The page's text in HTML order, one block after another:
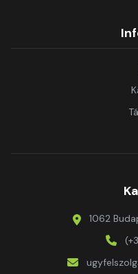
1062